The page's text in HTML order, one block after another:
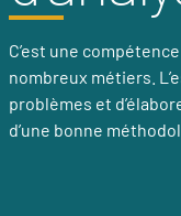
C’est une
nombreux métiers.
problèmes et
d’une bonne